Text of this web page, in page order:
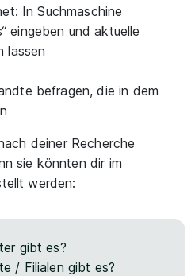
In Suchmaschine
eingeben und aktuelle
lassen
befragen, die in dem
deiner Recherche
sie könnten dir im
werden:
gibt es?
/ Filialen gibt es?